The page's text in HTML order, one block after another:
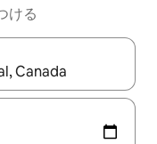
ける
ーを使って移動するか